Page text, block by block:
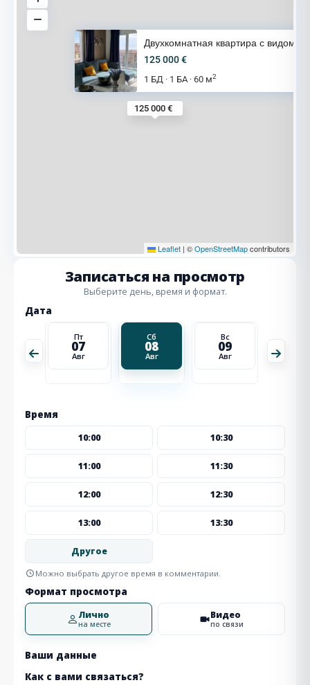
125 000 €
Двухкомнатная квартира с видом
125 000 €
1 БД · 1 БА · 60 м2
Leaflet | ©OpenStreetMapcontributors
Записаться на просмотр
Выберите день, время и формат.
Дата
Пт
07
Авг
Сб
08
Авг
Вс
09
Авг
Время
10:00 10:30
11:00 11:30
12:00 12:30
13:00 13:30
Другое
Можно выбрать другое время в комментарии.
Формат просмотра
Лично
на месте
Видео
по связи
Ваши данные
Как с вами связаться?